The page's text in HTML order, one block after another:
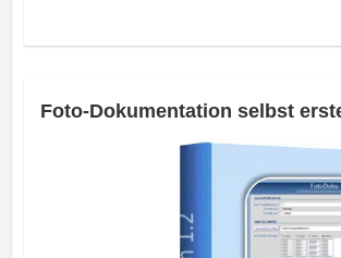
Foto-Dokumentation selbst